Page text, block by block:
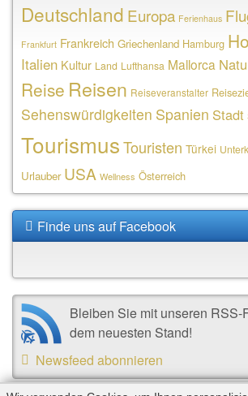
Deutschland Europa Ferienhaus
Frankfurt Frankreich Griechenland Hamburg
Italien Kultur Land Lufthansa Mallorca
Reise Reisen Reiseveranstalter
Sehenswürdigkeiten Spanien Stadt
TourismusTouristen Türkei
Urlauber USA Wellness Österreich
Finde uns auf Facebook
Bleiben Sie mit unseren RSS-
dem neuesten Stand!
Newsfeed abonnieren